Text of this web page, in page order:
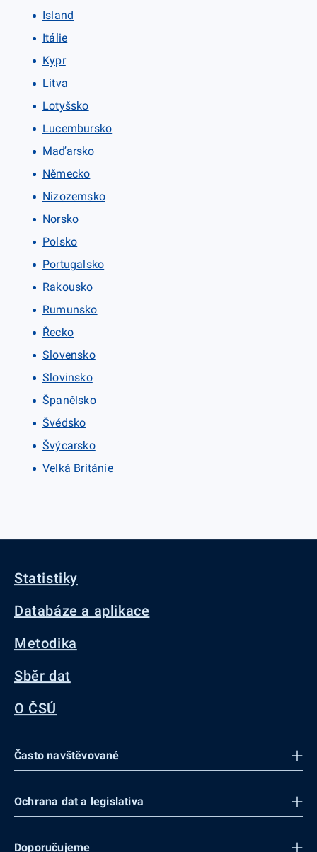
Island
Itálie
Kypr
Litva
Lotyšsko
Lucembursko
Maďarsko
Německo
Nizozemsko
Norsko
Polsko
Portugalsko
Rakousko
Rumunsko
Řecko
Slovensko
Slovinsko
Španělsko
Švédsko
Švýcarsko
Velká Británie
Statistiky
Databáze a aplikace
Metodika
Sběr dat
O ČSÚ
Často navštěvované
Ochrana dat a legislativa
Doporučujeme